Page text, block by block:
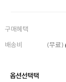
구매혜택
배송비
(무료)
옵션선택택